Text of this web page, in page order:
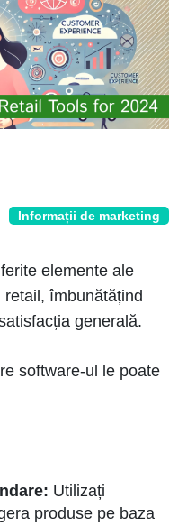
Informații de marketing
elemente ale
îmbunătățind
generală.
software-ul le poate
Utilizați
produse pe baza